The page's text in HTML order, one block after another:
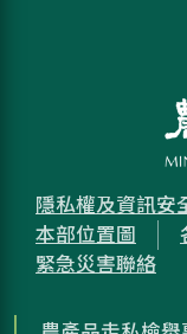
隱私權及資訊安
本部位置圖
緊急災害聯絡